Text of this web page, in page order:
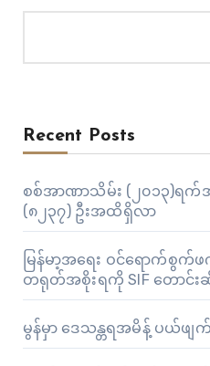
Recent Posts
စစ်အာဏာသိမ်း (၂၀၁၃)ရ
(၈၂၃၇) ဦးအထိရှိလာ
မြန်မာ့အရေး ဝင်ရောက်စွက်
တရုတ်အစိုးရကို SIF တောင်း
မွန်မှာ ဒေသန္တရအမိန့် ပယ်ဖ